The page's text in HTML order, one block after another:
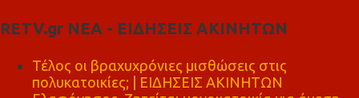
RETV.gr ΝΕΑ - ΕΙΔΗΣΕΙΣ ΑΚΙΝΗΤΩΝ
Τέλος οι βραχυχρόνιες μισθώσεις στις
πολυκατοικίες; | ΕΙΔΗΣΕΙΣ ΑΚΙΝΗΤΩΝ